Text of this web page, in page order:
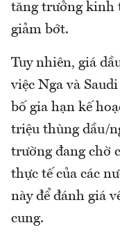
tăng trưởng kinh
giảm bớt.
Tuy nhiên, giá
việc Nga và
bố gia hạn kế
triệu thùng dầu/
trường đang chờ
thực tế của các
này để đánh giá
cung.